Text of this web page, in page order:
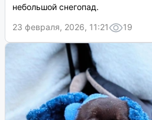
небольшой снегопад.
23 февраля, 2026, 11:21
19